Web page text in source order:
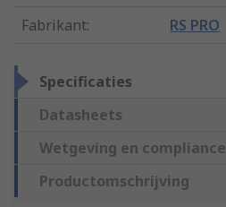
Fabrikant: RS PRO
Specificaties
Datasheets
Wetgeving en compliance
Productomschrijving